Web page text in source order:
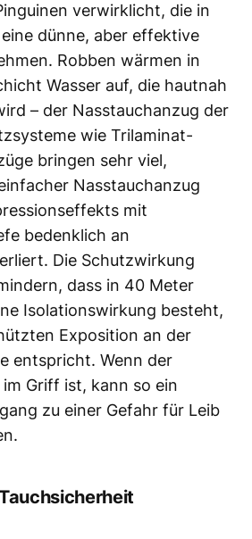
verwirklicht, die in
dünne, aber effektive
Robben wärmen in
Wasser auf, die hautnah
– der Nasstauchanzug der
wie Trilaminat-
bringen sehr viel,
Nasstauchanzug
mit
bedenklich an
Die Schutzwirkung
dass in 40 Meter
Isolationswirkung besteht,
Exposition an der
entspricht. Wenn der
Griff ist, kann so ein
zu einer Gefahr für Leib